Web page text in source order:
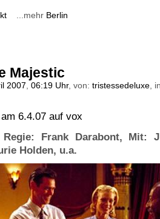
...mehr Berlin
Majestic
2007, 06:19 Uhr, von: tristessedeluxe,
6.4.07 auf vox
Regie: Frank Darabont, Mit:
Holden, u.a.